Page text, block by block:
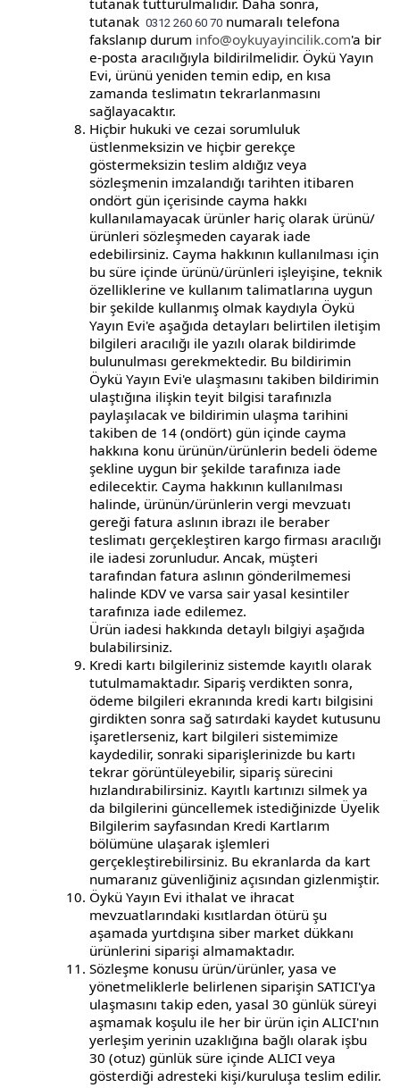
tutanak tutturulmalıdır. Daha sonra,
tutanak 0312 260 60 70 numaralı telefona
fakslanıp durum info@oykuyayincilik.com'a bir
e-posta aracılığıyla bildirilmelidir. Öykü Yayın
Evi, ürünü yeniden temin edip, en kısa
zamanda teslimatın tekrarlanmasını
sağlayacaktır.
Hiçbir hukuki ve cezai sorumluluk
üstlenmeksizin ve hiçbir gerekçe
göstermeksizin teslim aldığız veya
sözleşmenin imzalandığı tarihten itibaren
ondört gün içerisinde cayma hakkı
kullanılamayacak ürünler hariç olarak ürünü/
ürünleri sözleşmeden cayarak iade
edebilirsiniz. Cayma hakkının kullanılması için
bu süre içinde ürünü/ürünleri işleyişine, teknik
özelliklerine ve kullanım talimatlarına uygun
bir şekilde kullanmış olmak kaydıyla Öykü
Yayın Evi'e aşağıda detayları belirtilen iletişim
bilgileri aracılığı ile yazılı olarak bildirimde
bulunulması gerekmektedir. Bu bildirimin
Öykü Yayın Evi'e ulaşmasını takiben bildirimin
ulaştığına ilişkin teyit bilgisi tarafınızla
paylaşılacak ve bildirimin ulaşma tarihini
takiben de 14 (ondört) gün içinde cayma
hakkına konu ürünün/ürünlerin bedeli ödeme
şekline uygun bir şekilde tarafınıza iade
edilecektir. Cayma hakkının kullanılması
halinde, ürünün/ürünlerin vergi mevzuatı
gereği fatura aslının ibrazı ile beraber
teslimatı gerçekleştiren kargo firması aracılığı
ile iadesi zorunludur. Ancak, müşteri
tarafından fatura aslının gönderilmemesi
halinde KDV ve varsa sair yasal kesintiler
tarafınıza iade edilemez.
Ürün iadesi hakkında detaylı bilgiyi aşağıda
bulabilirsiniz.
Kredi kartı bilgileriniz sistemde kayıtlı olarak
tutulmamaktadır. Sipariş verdikten sonra,
ödeme bilgileri ekranında kredi kartı bilgisini
girdikten sonra sağ satırdaki kaydet kutusunu
işaretlerseniz, kart bilgileri sistemimize
kaydedilir, sonraki siparişlerinizde bu kartı
tekrar görüntüleyebilir, sipariş sürecini
hızlandırabilirsiniz. Kayıtlı kartınızı silmek ya
da bilgilerini güncellemek istediğinizde Üyelik
Bilgilerim sayfasından Kredi Kartlarım
bölümüne ulaşarak işlemleri
gerçekleştirebilirsiniz. Bu ekranlarda da kart
numaranız güvenliğiniz açısından gizlenmiştir.
Öykü Yayın Evi ithalat ve ihracat
mevzuatlarındaki kısıtlardan ötürü şu
aşamada yurtdışına siber market dükkanı
ürünlerini siparişi almamaktadır.
Sözleşme konusu ürün/ürünler, yasa ve
yönetmeliklerle belirlenen siparişin SATICI'ya
ulaşmasını takip eden, yasal 30 günlük süreyi
aşmamak koşulu ile her bir ürün için ALICI'nın
yerleşim yerinin uzaklığına bağlı olarak işbu
30 (otuz) günlük süre içinde ALICI veya
gösterdiği adresteki kişi/kuruluşa teslim edilir.